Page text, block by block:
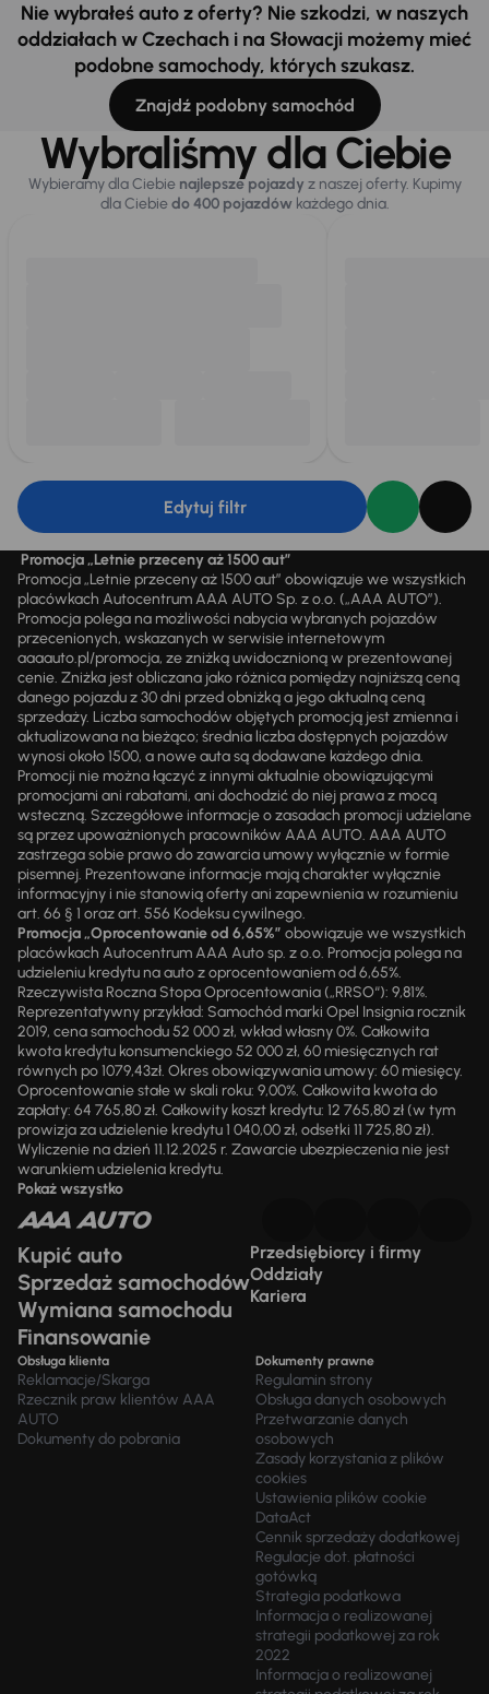
Nie wybrałeś auto z oferty? Nie szkodzi, w naszych
oddziałach w Czechach i na Słowacji możemy mieć
podobne samochody, których szukasz.
Znajdź podobny samochód
Wybraliśmy dla Ciebie
Wybieramy dla Ciebie najlepsze pojazdy z naszej oferty. Kupimy
dla Ciebiedo 400 pojazdówkażdego dnia.
Edytuj filtr
Promocja „Letnie przeceny aż 1500 aut”
Promocja „Letnie przeceny aż 1500 aut” obowiązuje we wszystkich
placówkach Autocentrum AAA AUTO Sp. z o.o. („AAA AUTO”).
Promocja polega na możliwości nabycia wybranych pojazdów
przecenionych, wskazanych w serwisie internetowym
aaaauto.pl/promocja, ze zniżką uwidocznioną w prezentowanej
cenie. Zniżka jest obliczana jako różnica pomiędzy najniższą ceną
danego pojazdu z 30 dni przed obniżką a jego aktualną ceną
sprzedaży. Liczba samochodów objętych promocją jest zmienna i
aktualizowana na bieżąco; średnia liczba dostępnych pojazdów
wynosi około 1500, a nowe auta są dodawane każdego dnia.
Promocji nie można łączyć z innymi aktualnie obowiązującymi
promocjami ani rabatami, ani dochodzić do niej prawa z mocą
wsteczną. Szczegółowe informacje o zasadach promocji udzielane
są przez upoważnionych pracowników AAA AUTO. AAA AUTO
zastrzega sobie prawo do zawarcia umowy wyłącznie w formie
pisemnej. Prezentowane informacje mają charakter wyłącznie
informacyjny i nie stanowią oferty ani zapewnienia w rozumieniu
art. 66 § 1 oraz art. 556 Kodeksu cywilnego.
Promocja „Oprocentowanie od 6,65%” obowiązuje we wszystkich
placówkach Autocentrum AAA Auto sp. z o.o. Promocja polega na
udzieleniu kredytu na auto z oprocentowaniem od 6,65%.
Rzeczywista Roczna Stopa Oprocentowania („RRSO“): 9,81%.
Reprezentatywny przykład: Samochód marki Opel Insignia rocznik
2019, cena samochodu 52 000 zł, wkład własny 0%. Całkowita
kwota kredytu konsumenckiego 52 000 zł, 60 miesięcznych rat
równych po 1079,43zł. Okres obowiązywania umowy: 60 miesięcy.
Oprocentowanie stałe w skali roku: 9,00%. Całkowita kwota do
zapłaty: 64 765,80 zł. Całkowity koszt kredytu: 12 765,80 zł (w tym
prowizja za udzielenie kredytu 1 040,00 zł, odsetki 11 725,80 zł).
Wyliczenie na dzień 11.12.2025 r. Zawarcie ubezpieczenia nie jest
warunkiem udzielenia kredytu.
Pokaż wszystko
Kupić auto
Sprzedaż samochodów
Wymiana samochodu
Finansowanie
Przedsiębiorcy i firmy
Oddziały
Kariera
Obsługa klienta
Reklamacje/Skarga
Rzecznik praw klientów AAA
AUTO
Dokumenty do pobrania
Dokumenty prawne
Regulamin strony
Obsługa danych osobowych
Przetwarzanie danych
osobowych
Zasady korzystania z plików
cookies
Ustawienia plików cookie
DataAct
Cennik sprzedaży dodatkowej
Regulacje dot. płatności
gotówką
Strategia podatkowa
Informacja o realizowanej
strategii podatkowej za rok
2022
Informacja o realizowanej